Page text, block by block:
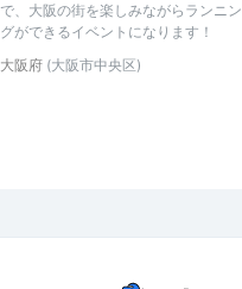
で、大阪の街を楽しみながらランニン
グができるイベントになります！
大阪府 (大阪市中央区)